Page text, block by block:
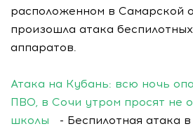
расположенном в Самарской
произошла атака
аппаратов.
Атака на Кубань: всю ночь
ПВО, в Сочи утром просят не
школы - Беспилотная атака